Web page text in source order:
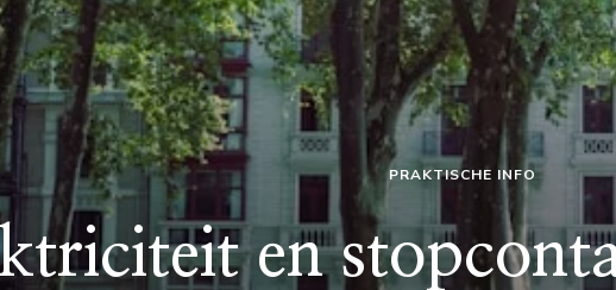
PRAKTISCHE INFO
en